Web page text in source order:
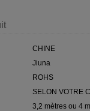
CHINE
Jiuna
ROHS
SELON VOTRE
3,2 mètres ou 4